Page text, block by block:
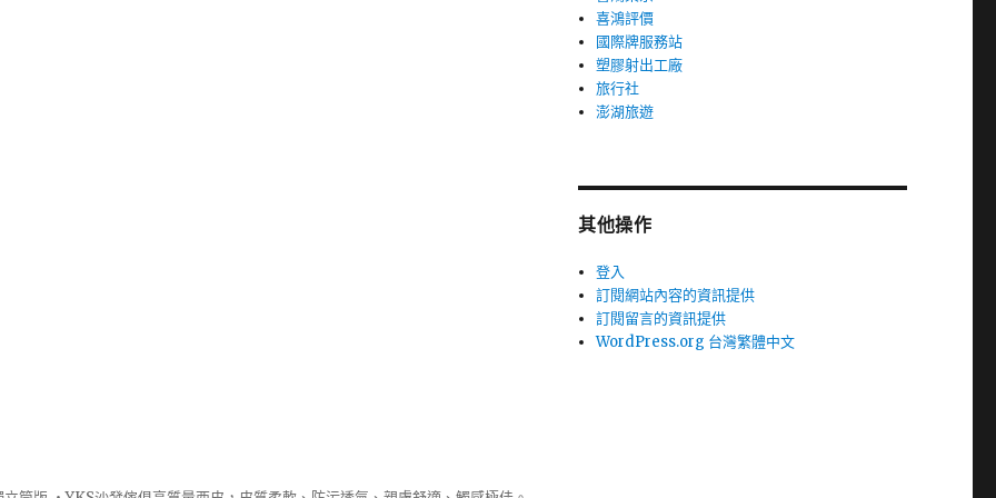
喜鴻評價
國際牌服務站
塑膠射出工廠
旅行社
澎湖旅遊
其他操作
登入
訂閱網站內容的資訊提供
訂閱留言的資訊提供
WordPress.org 台灣繁體中文